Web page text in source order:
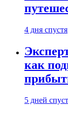
4 дня спустя
как
5 дней